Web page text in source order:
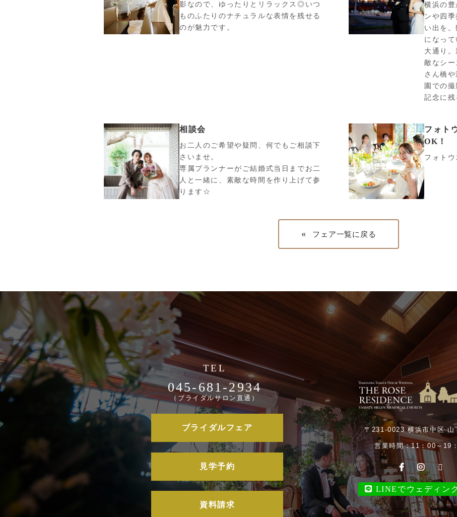
影なので、ゆったりとリラックス◎いつ
ものふたりのナチュラルな表情を残せる
のが魅力です。
横浜の豊
ンや四
い出を
になっ
大通り
敵なシ
さん橋
園での
記念に残
相談会
お二人のご希望や疑問、何でもご相談下
さいませ。
専属プランナーがご結婚式当日までお二
人と一緒に、素敵な時間を作り上げて参
ります☆
フォト
OK！
フォト
« フェア一覧に戻る
045-681-2934
（ブライダルサロン直通）
ブライダルフェア
見学予約
資料請求
〒231-0023 横浜市中区 山
営業時間：11：00～19
LINEでウェディン